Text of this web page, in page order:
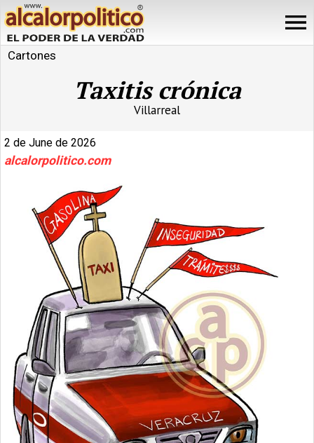
Cartones
Taxitis crónica
Villarreal
2 de June de 2026
alcalorpolitico.com